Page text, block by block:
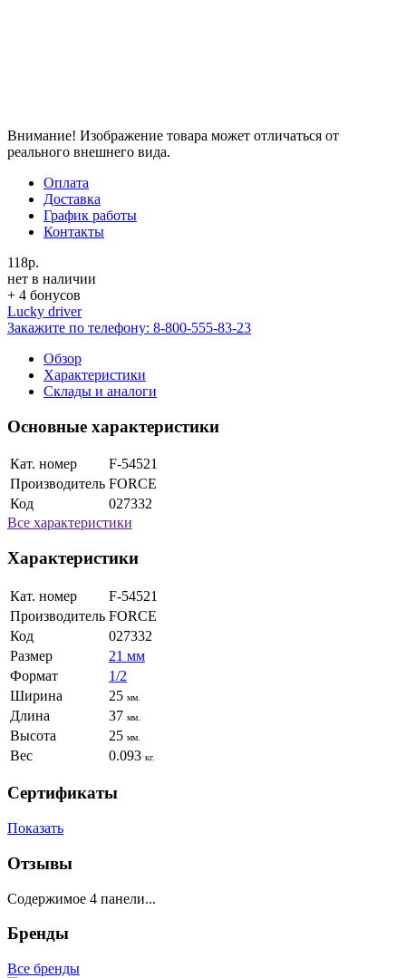
Внимание! Изображение товара может отличаться от
реального внешнего вида.
Оплата
Доставка
График работы
Контакты
118р.
нет в наличии
+ 4 бонусов
Lucky driver
Закажите по телефону: 8-800-555-83-23
Обзор
Характеристики
Склады и аналоги
Основные характеристики
Кат. номер
F-54521
Производитель FORCE
Код
027332
Все характеристики
Характеристики
Кат. номер
F-54521
Производитель FORCE
Код
027332
Размер
21 мм
Формат
1/2
Ширина
25 мм.
Длина 37 мм.
Высота 25 мм.
Вес 0.093 кг.
Сертификаты
Показать
Отзывы
Содержимое 4 панели...
Бренды
Все бренды